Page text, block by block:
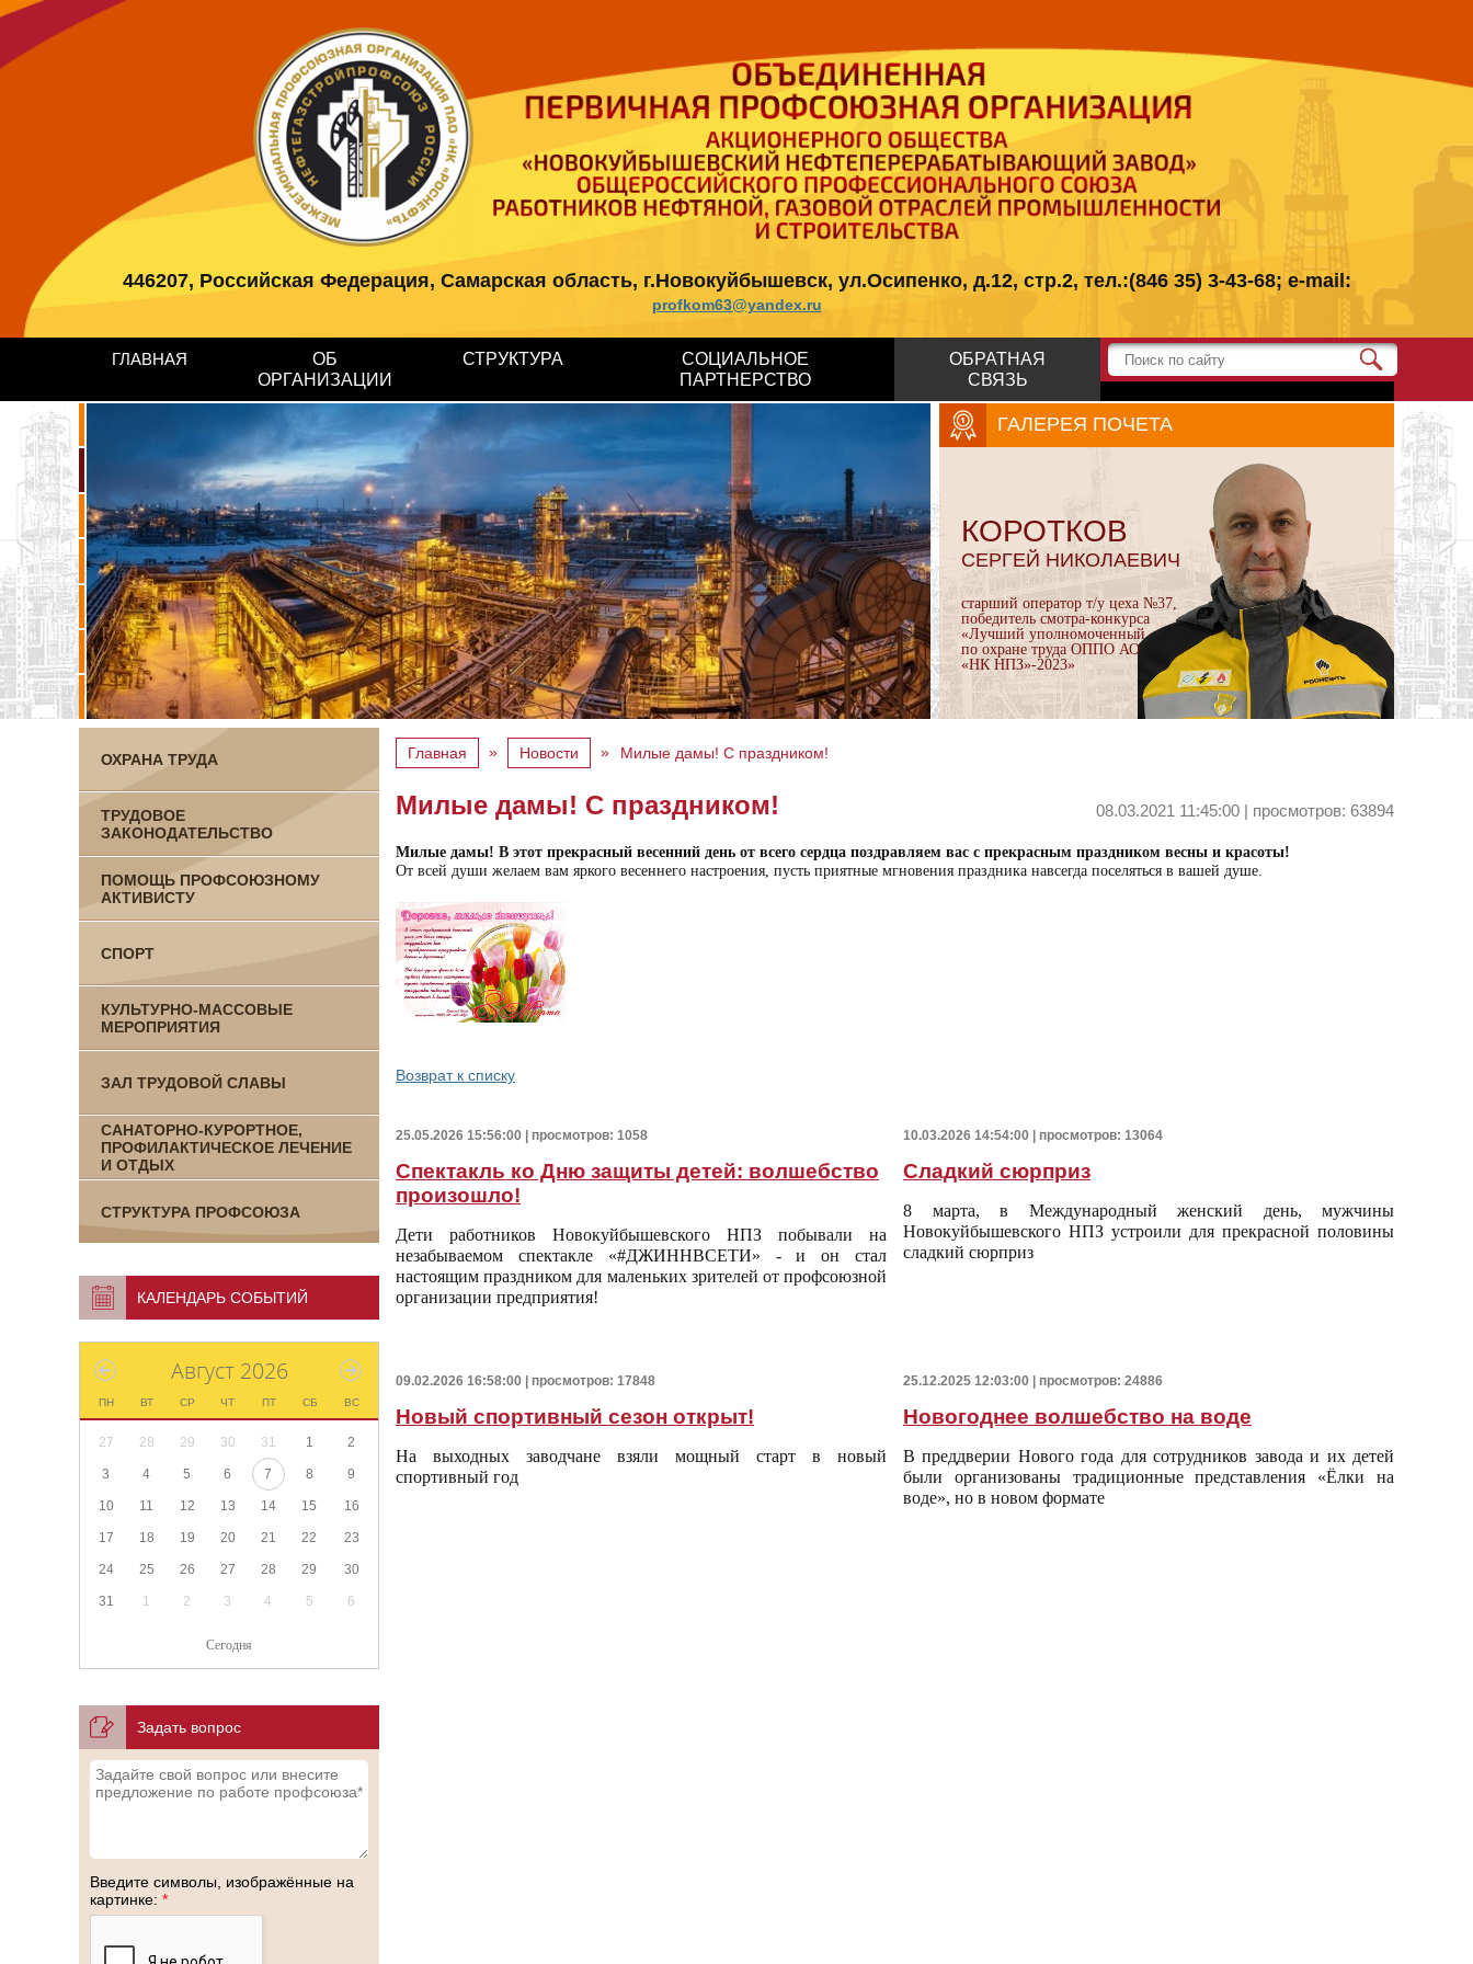
446207, Российская Федерация, Самарская область, г.Новокуйбышевск, ул.Осипенко, д.12, стр.2, тел.:(846 35) 3-43-68; e-mail:
profkom63@yandex.ru
ГЛАВНАЯ
ОБ
ОРГАНИЗАЦИИ
СТРУКТУРА
СОЦИАЛЬНОЕ
ПАРТНЕРСТВО
ОБРАТНАЯ
СВЯЗЬ
ГАЛЕРЕЯ ПОЧЕТА
КОРОТКОВ
СЕРГЕЙ НИКОЛАЕВИЧ
старший оператор т/у цеха №37,
победитель смотра-конкурса
«Лучший уполномоченный
по охране труда ОППО АО
«НК НПЗ»-2023»
ОХРАНА ТРУДА
ТРУДОВОЕ
ЗАКОНОДАТЕЛЬСТВО
ПОМОЩЬ ПРОФСОЮЗНОМУ
АКТИВИСТУ
СПОРТ
КУЛЬТУРНО-МАССОВЫЕ
МЕРОПРИЯТИЯ
ЗАЛ ТРУДОВОЙ СЛАВЫ
САНАТОРНО-КУРОРТНОЕ,
ПРОФИЛАКТИЧЕСКОЕ ЛЕЧЕНИЕ
И ОТДЫХ
СТРУКТУРА ПРОФСОЮЗА
КАЛЕНДАРЬ СОБЫТИЙ
Август 2026
ПН ВТ СР ЧТ ПТ СБ ВС
27 28 29 30 31 1 2
3 4 5 6 7 8 9
10 11 12 13 14 15 16
17 18 19 20 21 22 23
24 25 26 27 28 29 30
31 1 2 3 4 5 6
Сегодня
Задать вопрос
Введите символы, изображённые на
картинке: *
Главная » Новости » Милые дамы! С праздником!
Милые дамы! С праздником! 08.03.2021 11:45:00 | просмотров: 63894
Милые дамы! В этот прекрасный весенний день от всего сердца поздравляем вас с прекрасным праздником весны и красоты!
От всей души желаем вам яркого весеннего настроения, пусть приятные мгновения праздника навсегда поселяться в вашей душе.
Возврат к списку
25.05.2026 15:56:00 | просмотров: 1058
Спектакль ко Дню защиты детей: волшебство
произошло!
Дети работников Новокуйбышевского НПЗ побывали на
незабываемом спектакле «#ДЖИННВСЕТИ» - и он стал
настоящим праздником для маленьких зрителей от профсоюзной
организации предприятия!
10.03.2026 14:54:00 | просмотров: 13064
Сладкий сюрприз
8 марта, в Международный женский день, мужчины
Новокуйбышевского НПЗ устроили для прекрасной половины
сладкий сюрприз
09.02.2026 16:58:00 | просмотров: 17848
Новый спортивный сезон открыт!
На выходных заводчане взяли мощный старт в новый
спортивный год
25.12.2025 12:03:00 | просмотров: 24886
Новогоднее волшебство на воде
В преддверии Нового года для сотрудников завода и их детей
были организованы традиционные представления «Ёлки на
воде», но в новом формате